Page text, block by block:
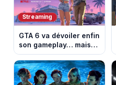
Streaming
GTA 6 va dévoiler enfin
son gameplay… mais
d’abord sur Netflix